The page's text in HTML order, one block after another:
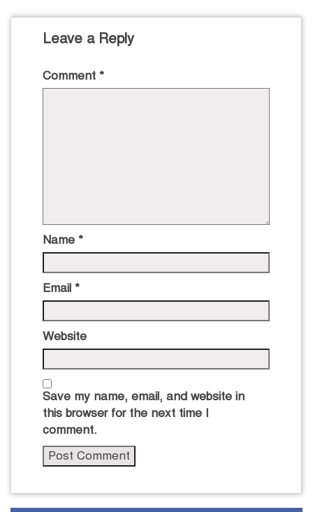
Leave a Reply
Comment *
Name *
Email *
Website
Save my name, email, and website in
this browser for the next time I
comment.